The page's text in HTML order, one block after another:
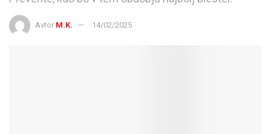
Avtor M.K. 14/02/2025